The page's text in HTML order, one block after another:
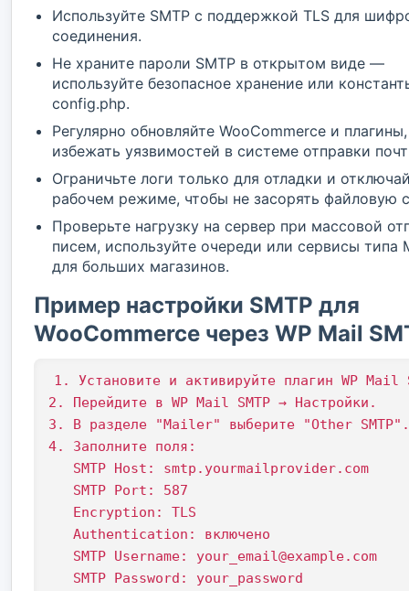
Используйте SMTP с поддержкой TLS для
соединения.
Не храните пароли SMTP в открытом виде —
используйте безопасное хранение или
config.php.
Регулярно обновляйте WooCommerce и
избежать уязвимостей в системе отправки
Ограничьте логи только для отладки и
рабочем режиме, чтобы не засорять файловую
Проверьте нагрузку на сервер при массовой
писем, используйте очереди или сервисы типа
для больших магазинов.
Пример настройки SMTP для
WooCommerce через WP Mail
1. Установите и активируйте плагин WP Mail
2. Перейдите в WP Mail SMTP → Настройки.
3. В разделе "Mailer" выберите "Other SMTP".
4. Заполните поля: